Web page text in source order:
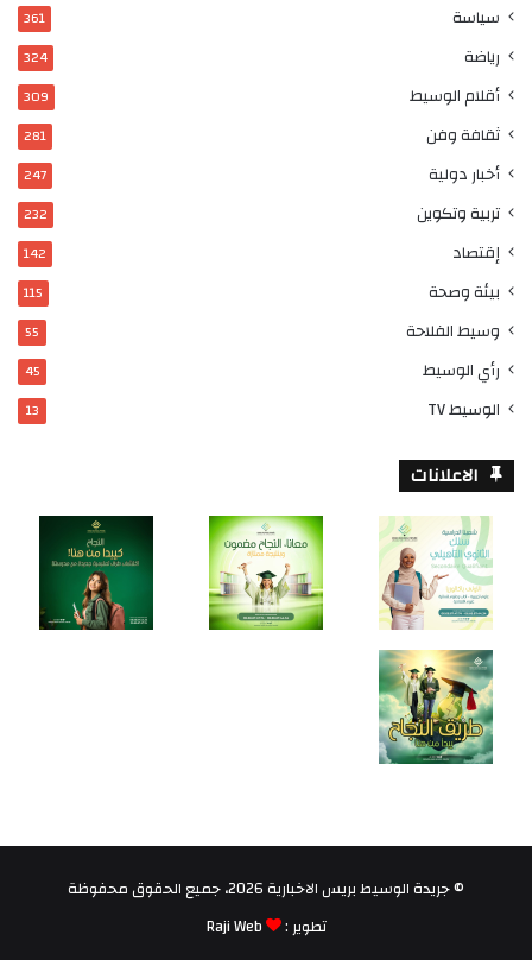
سياسة 361
رياضة 324
أقلام الوسيط 309
ثقافة وفن 281
أخبار دولية 247
تربية وتكوين 232
إقتصاد 142
بيئة وصحة 115
وسيط الفلاحة 55
رأي الوسيط 45
الوسيط TV 13
الاعلانات
© جريدة الوسيط بريس الاخبارية 2026، جميع الحقوق محفوظة
تطوير :
Raji Web